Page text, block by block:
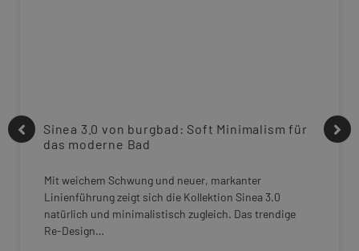
Sinea 3.0 von burgbad: Soft Minimalism für
das moderne Bad
Mit weichem Schwung und neuer, markanter
Linienführung zeigt sich die Kollektion Sinea 3.0
natürlich und minimalistisch zugleich. Das trendige
Re-Design…